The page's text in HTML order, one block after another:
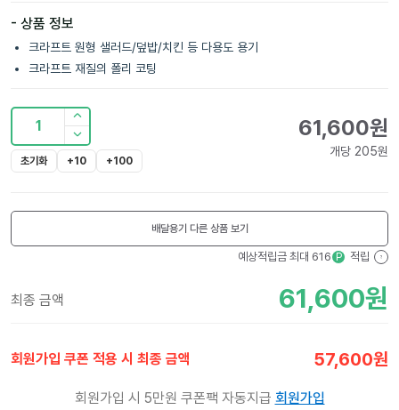
- 상품 정보
크라프트 원형 샐러드/덮밥/치킨 등 다용도 용기
크라프트 재질의 폴리 코팅
1
초기화 +10 +100
61,600원
개당 205원
배달용기 다른 상품 보기
예상적립금 최대 616 P 적립 ?
최종 금액 61,600원
회원가입 쿠폰 적용 시 최종 금액 57,600원
회원가입 시 5만원 쿠폰팩 자동지급 회원가입